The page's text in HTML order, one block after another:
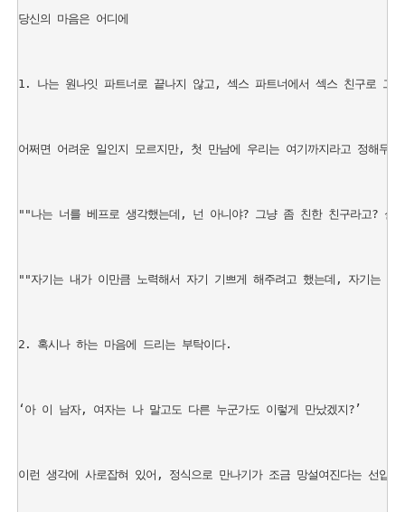
당신의 마음은 어디에
1. 나는 원나잇 파트너로 끝나지 않고, 섹스 파트너에서 섹스 친구로 그
어쩌면 어려운 일인지 모르지만, 첫 만남에 우리는 여기까지라고 정해
""나는 너를 베프로 생각했는데, 넌 아니야? 그냥 좀 친한 친구라고? 실
""자기는 내가 이만큼 노력해서 자기 기쁘게 해주려고 했는데, 자기는
2. 혹시나 하는 마음에 드리는 부탁이다.
‘아 이 남자, 여자는 나 말고도 다른 누군가도 이렇게 만났겠지?’
이런 생각에 사로잡혀 있어, 정식으로 만나기가 조금 망설여진다는 선